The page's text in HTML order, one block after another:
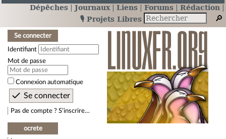
Dépêches Journaux Liens Forums
Rédaction
🎙️ Projets Libres
Se connecter
Identifiant
Mot de passe
Connexion automatique
Pas de compte ? S’inscrire…
ocrete